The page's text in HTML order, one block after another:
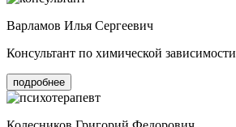
Варламов Илья Сергеевич
Консультант по химической зависимости
подробнее